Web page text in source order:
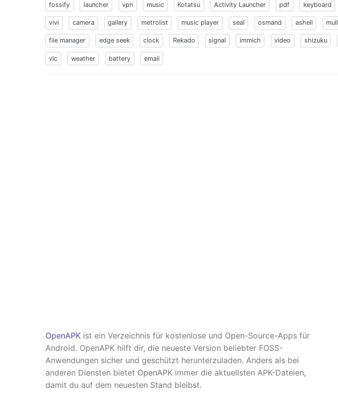
fossify launcher vpn music Kotatsu Activity Launcher pdf keyboard
vivi camera gallery metrolist music player seal osmand ashell mull
file manager edge seek clock Rekado signal immich video shizuku
vlc weather battery email
OpenAPK ist ein Verzeichnis für kostenlose und Open-Source-Apps für
Android. OpenAPK hilft dir, die neueste Version beliebter FOSS-
Anwendungen sicher und geschützt herunterzuladen. Anders als bei
anderen Diensten bietet OpenAPK immer die aktuellsten APK-Dateien,
damit du auf dem neuesten Stand bleibst.